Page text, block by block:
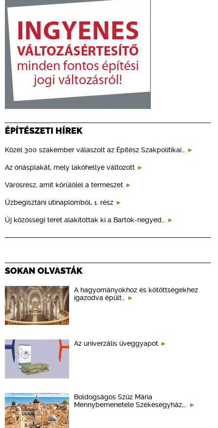
ÉPÍTÉSZETI HÍREK
Közel 300 szakember válaszolt az Építész Szakpolitikai…
Az óriásplakát, mely lakóhellyé változott
Városrész, amit körülölel a természet
Üzbegisztáni útinaplómból, 1. rész
Új közösségi teret alakítottak ki a Bartók-negyed…
SOKAN OLVASTÁK
A hagyományokhoz és kötöttségekhez
igazodva épült…
Az univerzális üveggyapot
Boldogságos Szűz Mária
Mennybemenetele Székesegyház,…